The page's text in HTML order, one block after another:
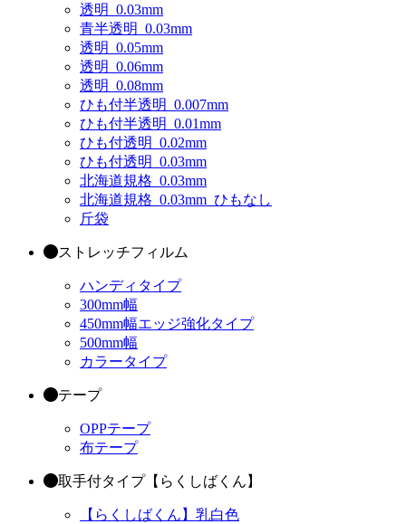
透明_0.03mm
青半透明_0.03mm
透明_0.05mm
透明_0.06mm
透明_0.08mm
ひも付半透明_0.007mm
ひも付半透明_0.01mm
ひも付透明_0.02mm
ひも付透明_0.03mm
北海道規格_0.03mm
北海道規格_0.03mm_ひもなし
斤袋
ストレッチフィルム
ハンディタイプ
300mm幅
450mm幅エッジ強化タイプ
500mm幅
カラータイプ
テープ
OPPテープ
布テープ
取手付タイプ【らくしばくん】
【らくしばくん】乳白色